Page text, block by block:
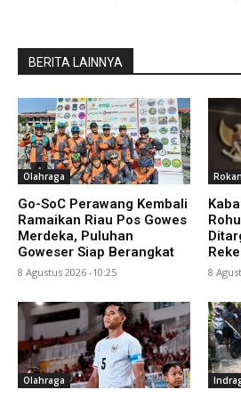
BERITA LAINNYA
Olahraga
Go-SoC Perawang Kembali
Ramaikan Riau Pos Gowes
Merdeka, Puluhan
Goweser Siap Berangkat
8 Agustus 2026 -10:25 8
Olahraga